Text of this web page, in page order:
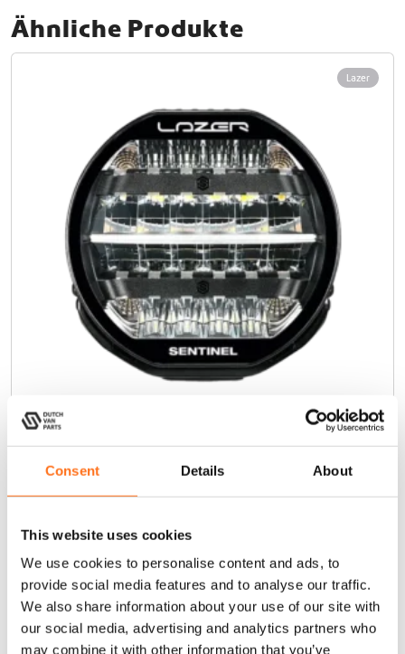
Consent Details About
This website uses cookies
We use cookies to personalise content and ads, to
provide social media features and to analyse our traffic.
We also share information about your use of our site with
our social media, advertising and analytics partners who
may combine it with other information that you’ve
Ähnliche Produkte
Lazer
Sentinel 9“ Highline Schwarz
€ 395,00(Exkl. MwSt.)
In den Warenkorb